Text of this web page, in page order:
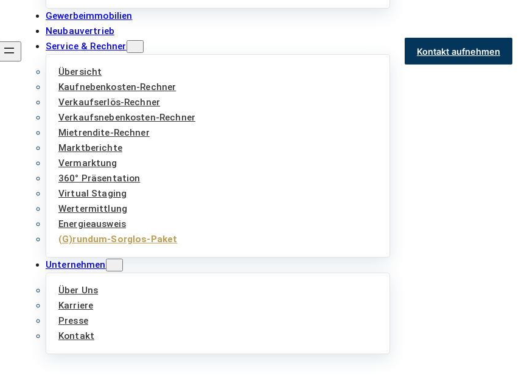
Gewerbeimmobilien
Neubauvertrieb
Service & Rechner
Übersicht
Kaufnebenkosten-Rechner
Verkaufserlös-Rechner
Verkaufsnebenkosten-Rechner
Mietrendite-Rechner
Marktberichte
Vermarktung
360° Präsentation
Virtual Staging
Wertermittlung
Energieausweis
(G)rundum-Sorglos-Paket
Unternehmen
Über Uns
Karriere
Presse
Kontakt
Kontakt aufnehmen